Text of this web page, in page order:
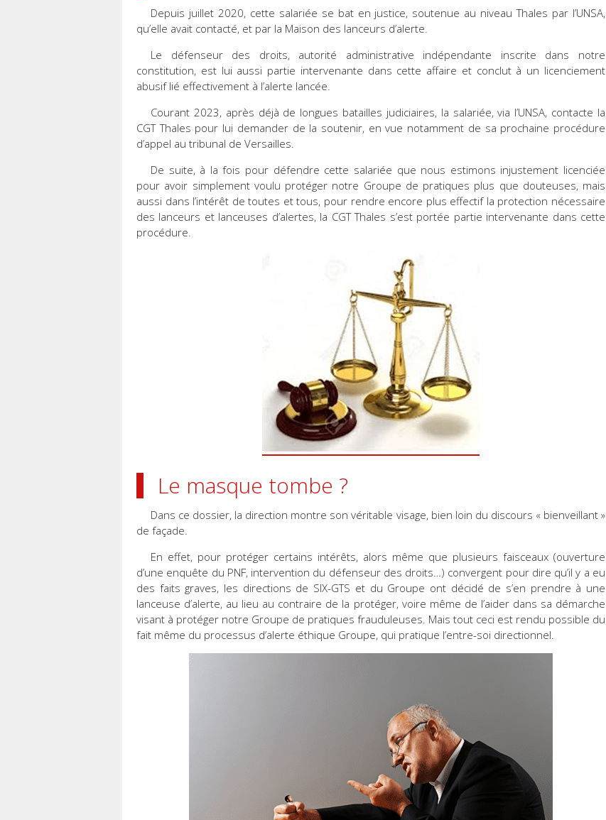
Depuis juillet 2020, cette salariée se bat en justice, soutenue au niveau Thales par l’UNSA,
qu’elle avait contacté, et par la Maison des lanceurs d’alerte.
Le défenseur des droits, autorité administrative indépendante inscrite dans notre
constitution, est lui aussi partie intervenante dans cette affaire et conclut à un licenciement
abusif lié effectivement à l’alerte lancée.
Courant 2023, après déjà de longues batailles judiciaires, la salariée, via l’UNSA, contacte la
CGT Thales pour lui demander de la soutenir, en vue notamment de sa prochaine procédure
d’appel au tribunal de Versailles.
De suite, à la fois pour défendre cette salariée que nous estimons injustement licenciée
pour avoir simplement voulu protéger notre Groupe de pratiques plus que douteuses, mais
aussi dans l’intérêt de toutes et tous, pour rendre encore plus effectif la protection nécessaire
des lanceurs et lanceuses d’alertes, la CGT Thales s’est portée partie intervenante dans cette
procédure.
Le masque tombe ?
Dans ce dossier, la direction montre son véritable visage, bien loin du discours « bienveillant »
de façade.
En effet, pour protéger certains intérêts, alors même que plusieurs faisceaux (ouverture
d’une enquête du PNF, intervention du défenseur des droits…) convergent pour dire qu’il y a eu
des faits graves, les directions de SIX-GTS et du Groupe ont décidé de s’en prendre à une
lanceuse d’alerte, au lieu au contraire de la protéger, voire même de l’aider dans sa démarche
visant à protéger notre Groupe de pratiques frauduleuses. Mais tout ceci est rendu possible du
fait même du processus d’alerte éthique Groupe, qui pratique l’entre-soi directionnel.